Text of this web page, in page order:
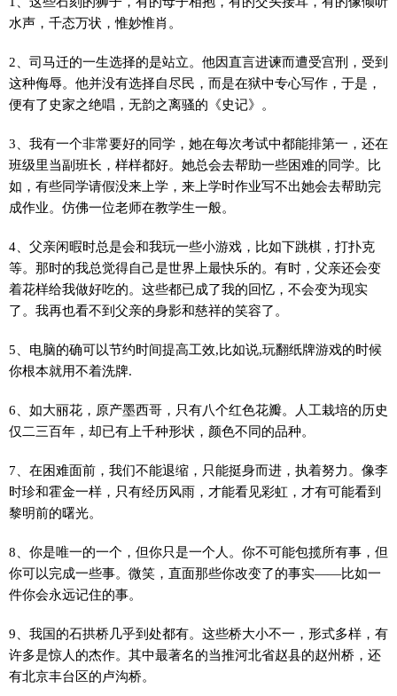
水声，千态万状，惟妙惟肖。
2、司马迁的一生选择的是站立。他因直言进谏而遭受宫刑，受到
这种侮辱。他并没有选择自尽民，而是在狱中专心写作，于是，
便有了史家之绝唱，无韵之离骚的《史记》。
3、我有一个非常要好的同学，她在每次考试中都能排第一，还在
班级里当副班长，样样都好。她总会去帮助一些困难的同学。比
如，有些同学请假没来上学，来上学时作业写不出她会去帮助完
成作业。仿佛一位老师在教学生一般。
4、父亲闲暇时总是会和我玩一些小游戏，比如下跳棋，打扑克
等。那时的我总觉得自己是世界上最快乐的。有时，父亲还会变
着花样给我做好吃的。这些都已成了我的回忆，不会变为现实
了。我再也看不到父亲的身影和慈祥的笑容了。
5、电脑的确可以节约时间提高工效,比如说,玩翻纸牌游戏的时候
你根本就用不着洗牌.
6、如大丽花，原产墨西哥，只有八个红色花瓣。人工栽培的历史
仅二三百年，却已有上千种形状，颜色不同的品种。
7、在困难面前，我们不能退缩，只能挺身而进，执着努力。像李
时珍和霍金一样，只有经历风雨，才能看见彩虹，才有可能看到
黎明前的曙光。
8、你是唯一的一个，但你只是一个人。你不可能包揽所有事，但
你可以完成一些事。微笑，直面那些你改变了的事实——比如一
件你会永远记住的事。
9、我国的石拱桥几乎到处都有。这些桥大小不一，形式多样，有
许多是惊人的杰作。其中最著名的当推河北省赵县的赵州桥，还
有北京丰台区的卢沟桥。